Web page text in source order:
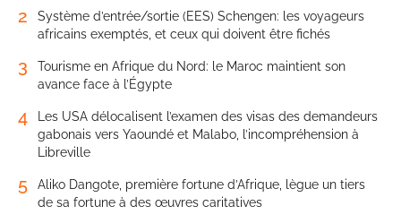
2
Système d’entrée/sortie (EES) Schengen: les voyageurs
africains exemptés, et ceux qui doivent être fichés
3
Tourisme en Afrique du Nord: le Maroc maintient son
avance face à l’Égypte
4
Les USA délocalisent l’examen des visas des demandeurs
gabonais vers Yaoundé et Malabo, l’incompréhension à
Libreville
5
Aliko Dangote, première fortune d’Afrique, lègue un tiers
de sa fortune à des œuvres caritatives